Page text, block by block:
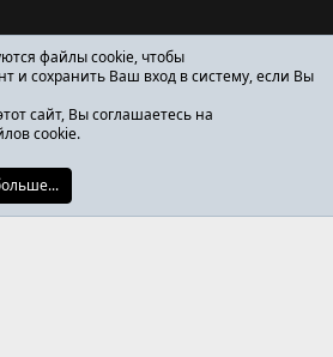
файлы cookie, чтобы
и сохранить Ваш вход в систему, если Вы
сайт, Вы соглашаетесь на
cookie.